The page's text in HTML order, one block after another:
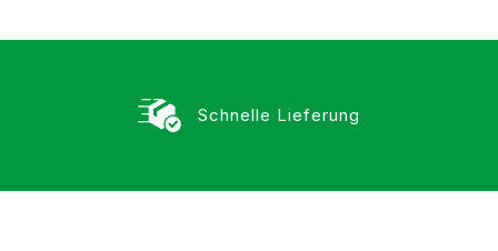
Schnelle Lieferung